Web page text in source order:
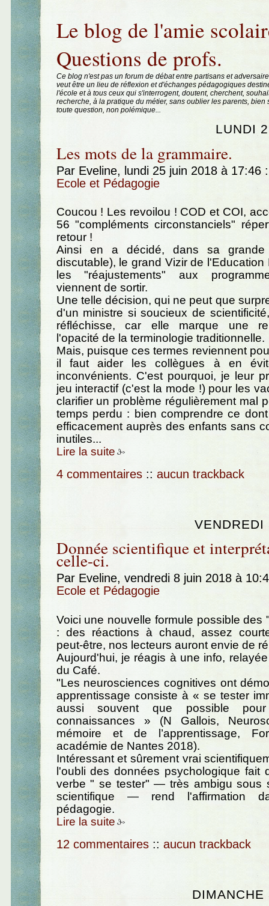
Le blog de l'amie
Questions de profs.
Ce blog n'est pas un forum de débat entre partisans et
veut être un lieu de réflexion et d'échanges pédagogiques
l'école et à tous ceux qui s'interrogent, doutent, cherchent,
recherche, à la pratique du métier, sans oublier les parents, bien
toute question, non polémique...
LUNDI
Les mots de la grammaire.
Par Eveline, lundi 25 juin 2018 à 17:46
Ecole et Pédagogie
Coucou ! Les revoilou ! COD et COI,
56 "compléments circonstanciels"
retour !
Ainsi en a décidé, dans sa grande
discutable), le grand Vizir de l'Education
les "réajustements" aux
viennent de sortir.
Une telle décision, qui ne peut que
d'un ministre si soucieux de
réfléchisse, car elle marque une
l'opacité de la terminologie traditionnelle.
Mais, puisque ces termes reviennent
il faut aider les collègues à en
inconvénients. C'est pourquoi, je leur
jeu interactif (c'est la mode !) pour les
clarifier un problème régulièrement mal
temps perdu : bien comprendre ce
efficacement auprès des enfants sans
inutiles...
Lire la suite
4 commentaires :: aucun trackback
Donnée scientifique et
celle-ci.
Par Eveline, vendredi 8 juin 2018 à
Ecole et Pédagogie
Voici une nouvelle formule possible des
: des réactions à chaud, assez
peut-être, nos lecteurs auront envie de
Aujourd'hui, je réagis à une info,
du Café.
"Les neurosciences cognitives ont
apprentissage consiste à « se tester
aussi souvent que possible
connaissances » (N Gallois,
mémoire et de l’apprentissage,
académie de Nantes 2018).
Intéressant et sûrement vrai
l'oubli des données psychologique fait
verbe " se tester" — très ambigu sous
scientifique — rend l'affirmation
pédagogie.
Lire la suite
12 commentaires :: aucun trackback